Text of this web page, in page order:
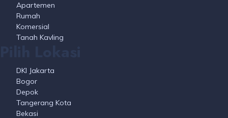
Apartemen
Rumah
Komersial
Tanah Kavling
DKI Jakarta
Bogor
Depok
Tangerang Kota
Bekasi